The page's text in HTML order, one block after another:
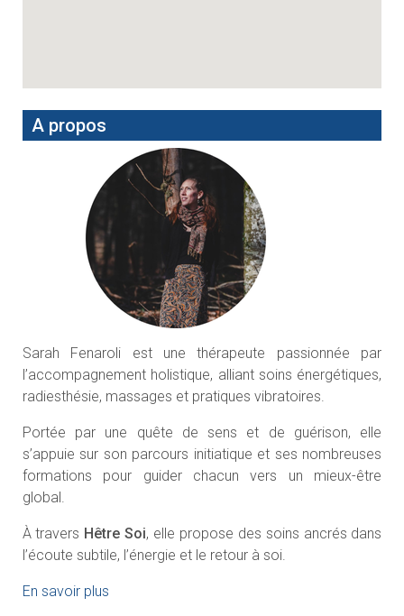
A propos
Sarah Fenaroli est une thérapeute passionnée par
l’accompagnement holistique, alliant soins énergétiques,
radiesthésie, massages et pratiques vibratoires.
Portée par une quête de sens et de guérison, elle
s’appuie sur son parcours initiatique et ses nombreuses
formations pour guider chacun vers un mieux-être
global.
À travers Hêtre Soi, elle propose des soins ancrés dans
l’écoute subtile, l’énergie et le retour à soi.
En savoir plus